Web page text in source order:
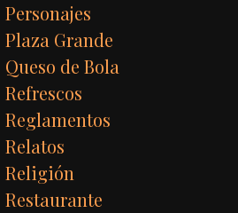
Personajes
Plaza Grande
Queso de Bola
Refrescos
Reglamentos
Relatos
Religión
Restaurante